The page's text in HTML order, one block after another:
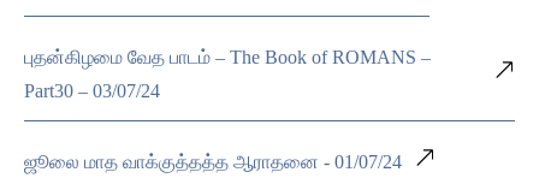
புதன்கிழமை வேத பாடம் – The Book of ROMANS –
Part30 – 03/07/24
ஜூலை மாத வாக்குத்தத்த ஆராதனை - 01/07/24